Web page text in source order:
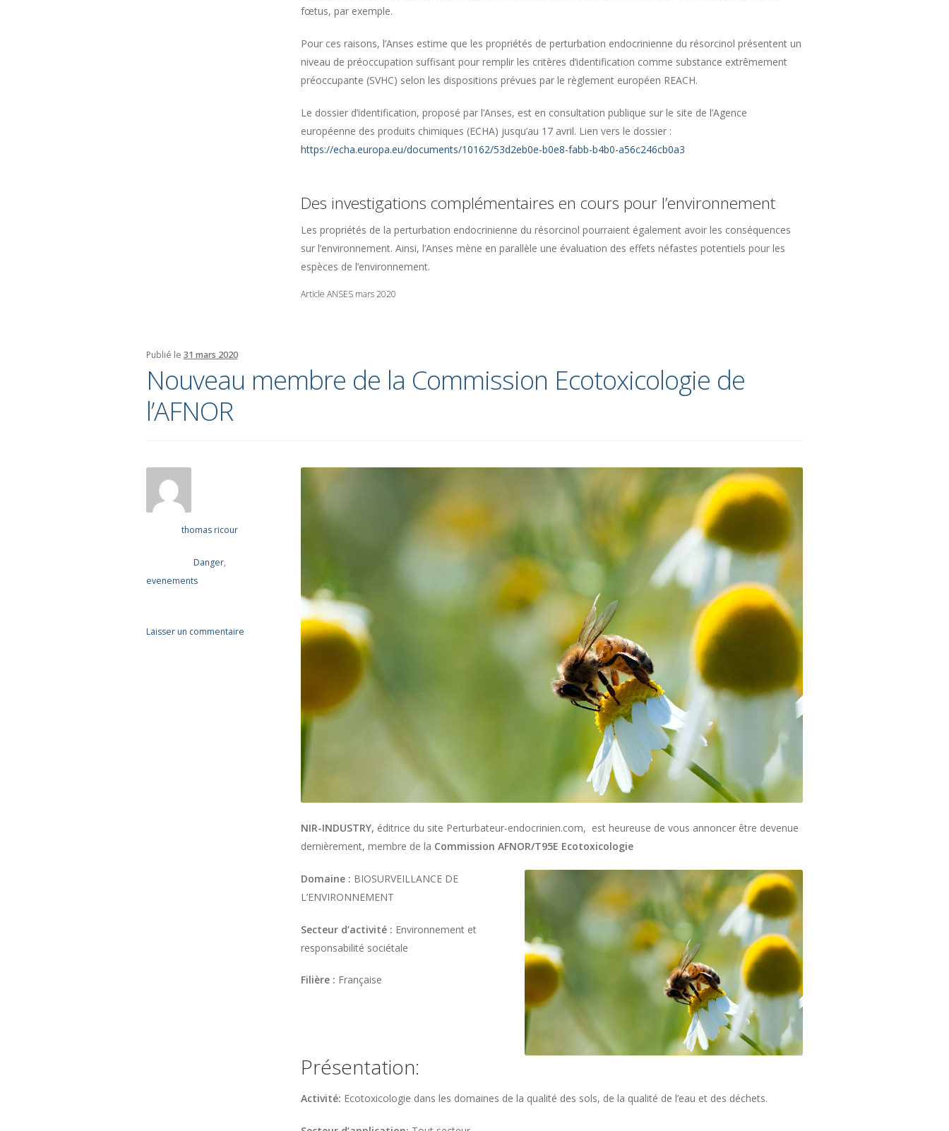
fœtus, par exemple.
Pour ces raisons, l’Anses estime que les propriétés de perturbation endocrinienne du résorcinol présentent un
niveau de préoccupation suffisant pour remplir les critères d’identification comme substance extrêmement
préoccupante (SVHC) selon les dispositions prévues par le règlement européen REACH.
Le dossier d’identification, proposé par l’Anses, est en consultation publique sur le site de l’Agence
européenne des produits chimiques (ECHA) jusqu’au 17 avril. Lien vers le dossier :
https://echa.europa.eu/documents/10162/53d2eb0e-b0e8-fabb-b4b0-a56c246cb0a3
Des investigations complémentaires en cours pour l’environnement
Les propriétés de la perturbation endocrinienne du résorcinol pourraient également avoir les conséquences
sur l’environnement. Ainsi, l’Anses mène en parallèle une évaluation des effets néfastes potentiels pour les
espèces de l’environnement.
Article ANSES mars 2020
Publié le 31 mars 2020
Nouveau membre de la Commission Ecotoxicologie de
l’AFNOR
thomas ricour
Danger,
evenements
Laisser un commentaire
NIR-INDUSTRY, éditrice du site Perturbateur-endocrinien.com, est heureuse de vous annoncer être devenue
dernièrement, membre de la Commission AFNOR/T95E Ecotoxicologie
Domaine : BIOSURVEILLANCE DE
L’ENVIRONNEMENT
Secteur d’activité : Environnement et
responsabilité sociétale
Filière : Française
Présentation:
Activité: Ecotoxicologie dans les domaines de la qualité des sols, de la qualité de l’eau et des déchets.